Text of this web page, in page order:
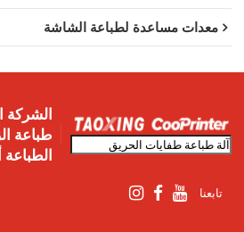
معدات مساعدة لطباعة الشاشة
الشركة
طباعة
تابعنا